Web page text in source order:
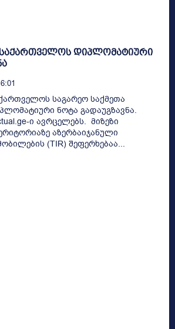
საქართველოს დიპლომატიური
საგარეო საქმეთა
ნოტა გადაუგზავნა.
ი ავრცელებს. მიზეზი
აზერბაიჯანული
(TIR) შეფერხებაა...